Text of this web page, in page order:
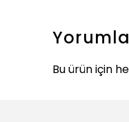
Bu ürün için